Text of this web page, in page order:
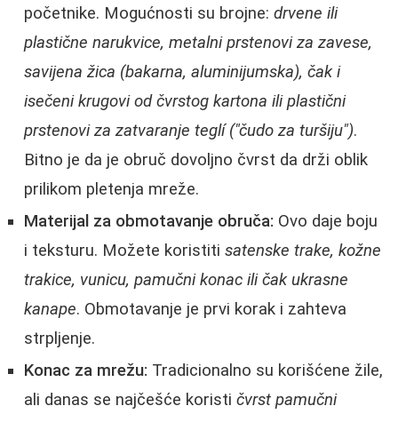
početnike. Mogućnosti su brojne: drvene ili
plastične narukvice, metalni prstenovi za zavese,
savijena žica (bakarna, aluminijumska), čak i
isečeni krugovi od čvrstog kartona ili plastični
prstenovi za zatvaranje teglí ("čudo za turšiju").
Bitno je da je obruč dovoljno čvrst da drži oblik
prilikom pletenja mreže.
Materijal za obmotavanje obruča: Ovo daje boju
i teksturu. Možete koristiti satenske trake, kožne
trakice, vunicu, pamučni konac ili čak ukrasne
kanape. Obmotavanje je prvi korak i zahteva
strpljenje.
Konac za mrežu: Tradicionalno su korišćene žile,
ali danas se najčešće koristi čvrst pamučni